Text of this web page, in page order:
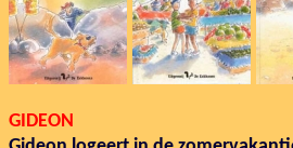
GIDEON